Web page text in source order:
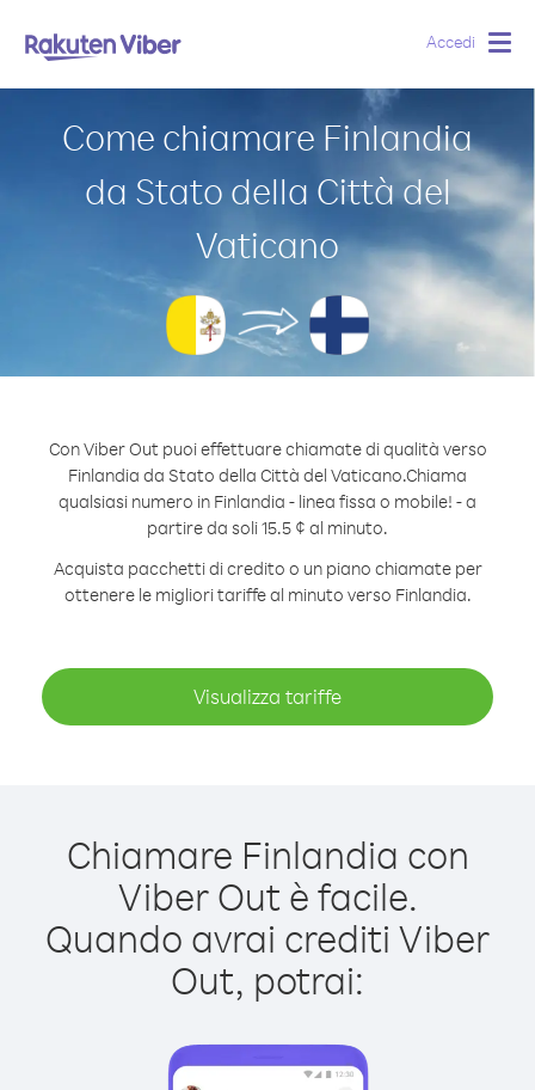
Accedi
Come chiamare Finlandia
da Stato della Città del
Vaticano
Con Viber Out puoi effettuare chiamate di qualità verso
Finlandia da Stato della Città del Vaticano.Chiama
qualsiasi numero in Finlandia - linea fissa o mobile! - a
partire da soli 15.5 ¢ al minuto.
Acquista pacchetti di credito o un piano chiamate per
ottenere le migliori tariffe al minuto verso Finlandia.
Visualizza tariffe
Chiamare Finlandia con
Viber Out è facile.
Quando avrai crediti Viber
Out, potrai: